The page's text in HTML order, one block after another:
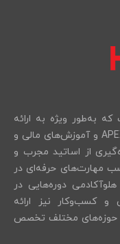
به‌طور ویژه به ارائه
دوره‌های مرتبط با نرم‌افزار حسابداری هلو APEX و آموزش‌های مالی و
از اساتید مجرب و
مهارت‌های حرفه‌ای در
دوره‌هایی در
و کسب‌وکار نیز ارائه
حوزه‌های مختلف تخصص